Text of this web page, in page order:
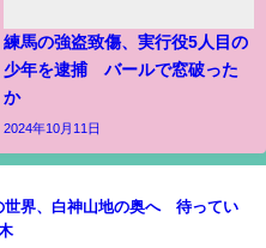
練馬の強盗致傷、実行役5人目の
少年を逮捕 バールで窓破った
か
2024年10月11日
世界、白神山地の奥へ 待ってい